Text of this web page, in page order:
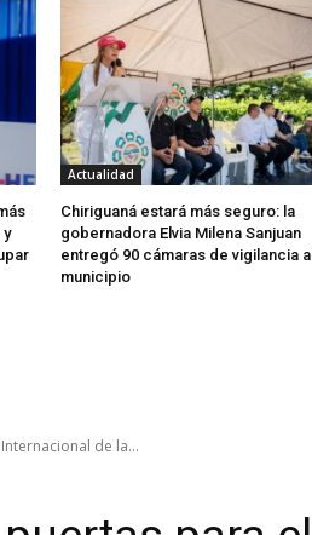
Actualidad
Chiriguaná estará más seguro: la
gobernadora Elvia Milena Sanjuan
entregó 90 cámaras de vigilancia al
municipio